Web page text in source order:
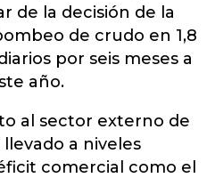
de la decisión de la
de crudo en 1,8
por seis meses a
año.
al sector externo de
a niveles
comercial como el